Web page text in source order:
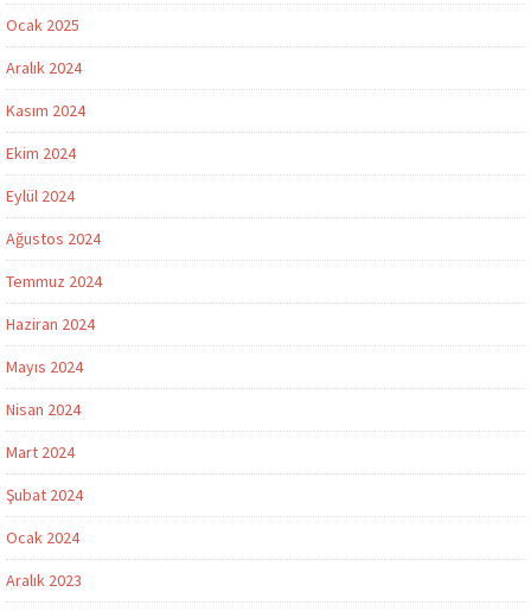
Ocak 2025
Aralık 2024
Kasım 2024
Ekim 2024
Eylül 2024
Ağustos 2024
Temmuz 2024
Haziran 2024
Mayıs 2024
Nisan 2024
Mart 2024
Şubat 2024
Ocak 2024
Aralık 2023